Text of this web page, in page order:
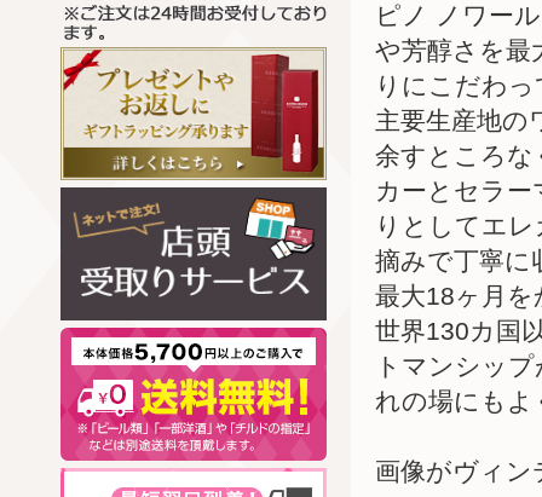
ピノ ノワー
や芳醇さを最
りにこだわ
主要生産地の
余すところな
カーとセラ
りとしてエ
摘みで丁寧に
最大18ヶ月
世界130カ国
トマンシッ
れの場にも
画像がヴィン